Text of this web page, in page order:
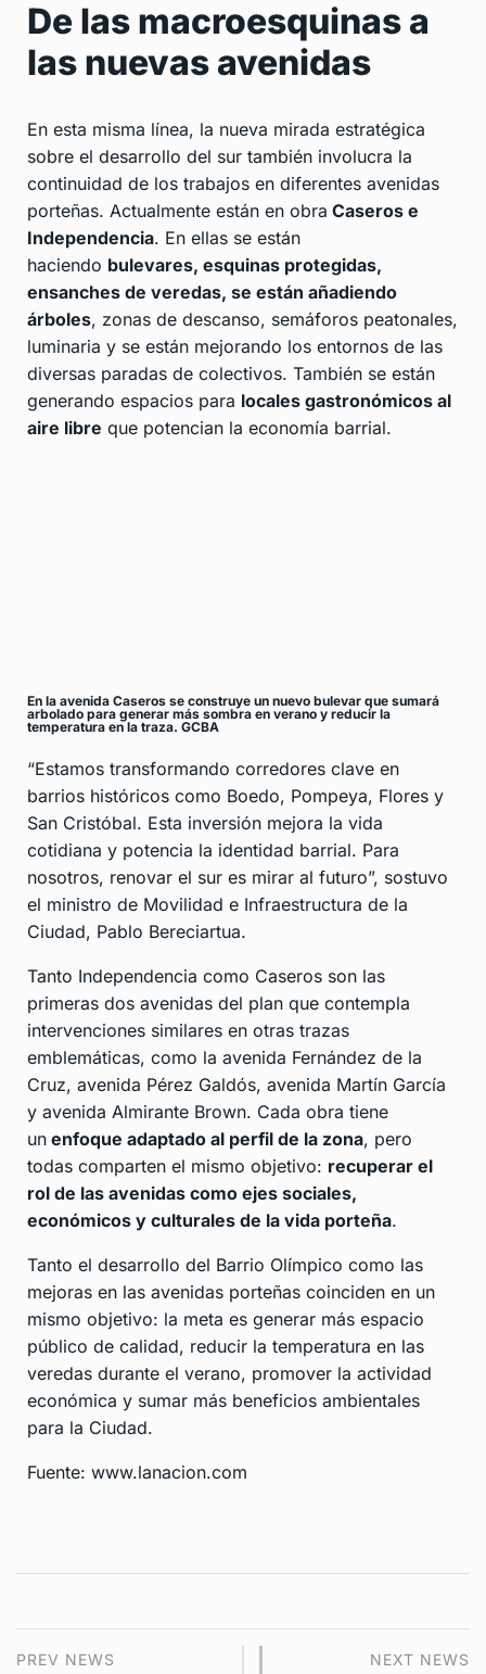
De las macroesquinas a
las nuevas avenidas
En esta misma línea, la nueva mirada estratégica
sobre el desarrollo del sur también involucra la
continuidad de los trabajos en diferentes avenidas
porteñas. Actualmente están en obra Caseros e
Independencia. En ellas se están
haciendo bulevares, esquinas protegidas,
ensanches de veredas, se están añadiendo
árboles, zonas de descanso, semáforos peatonales,
luminaria y se están mejorando los entornos de las
diversas paradas de colectivos. También se están
generando espacios para locales gastronómicos al
aire libre que potencian la economía barrial.
En la avenida Caseros se construye un nuevo bulevar que sumará
arbolado para generar más sombra en verano y reducir la
temperatura en la traza. GCBA
“Estamos transformando corredores clave en
barrios históricos como Boedo, Pompeya, Flores y
San Cristóbal. Esta inversión mejora la vida
cotidiana y potencia la identidad barrial. Para
nosotros, renovar el sur es mirar al futuro”, sostuvo
el ministro de Movilidad e Infraestructura de la
Ciudad, Pablo Bereciartua.
Tanto Independencia como Caseros son las
primeras dos avenidas del plan que contempla
intervenciones similares en otras trazas
emblemáticas, como la avenida Fernández de la
Cruz, avenida Pérez Galdós, avenida Martín García
y avenida Almirante Brown. Cada obra tiene
un enfoque adaptado al perfil de la zona, pero
todas comparten el mismo objetivo: recuperar el
rol de las avenidas como ejes sociales,
económicos y culturales de la vida porteña.
Tanto el desarrollo del Barrio Olímpico como las
mejoras en las avenidas porteñas coinciden en un
mismo objetivo: la meta es generar más espacio
público de calidad, reducir la temperatura en las
veredas durante el verano, promover la actividad
económica y sumar más beneficios ambientales
para la Ciudad.
Fuente: www.lanacion.com
PREV NEWS NEXT NEWS